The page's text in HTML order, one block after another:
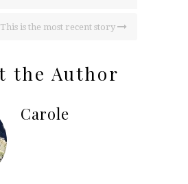
This is the most recent story
the Author
Carole